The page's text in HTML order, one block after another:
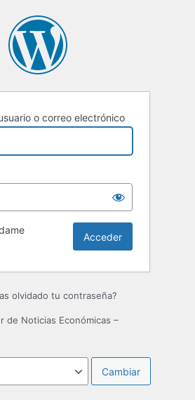
o correo electrónico
olvidado tu contraseña?
de Noticias Económicas –